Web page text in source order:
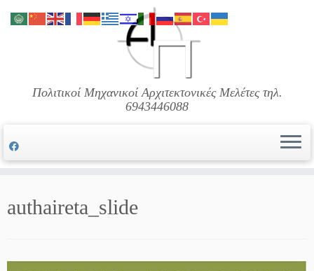
Πολιτικοί Μηχανικοί Αρχιτεκτονικές Μελέτες τηλ.
6943446088
authaireta_slide